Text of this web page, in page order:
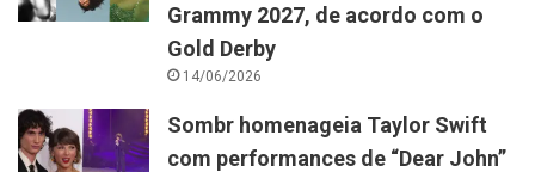
Grammy 2027, de acordo com o
Gold Derby
14/06/2026
Sombr homenageia Taylor Swift
com performances de “Dear John”